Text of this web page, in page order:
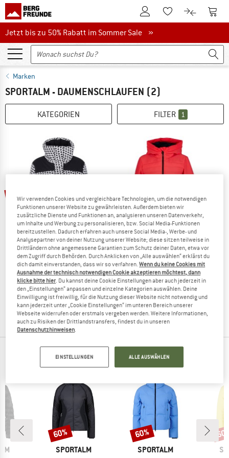
Zum KundenkontoZum Merkzettel.
Zum Zum
Jetzt bis zu 50% Rabatt im Sommer Sale
Jetzt bis zu 50% Rabatt im Sommer Sale »
Marken
SPORTALM - DAUMENSCHLAUFEN (2)
KATEGORIEN FILTER 1
60%
SPORTALM
Women's Bisch Neon
Skijacke
598,95 €239,58 €
(0)
60%
SPORTALM
Women's Frankfurt Style
Skijacke
798,95 €319,58 €
(0)
TOP PRODUKTE DEINER LIEBLINGSMARKEN
MARKE
SPORTALM
Rabatt
60%
MARKE
SPORTALM
Rabatt
60%
Wir verwenden Cookies und vergleichbare Technologien, um die notwendigen
Funktionen unserer Website zu gewährleisten. Außerdem bieten wir
zusätzliche Dienste und Funktionen an, analysieren unseren Datenverkehr,
um Inhalte und Werbung zu personalisieren, bzw. Social Media-Funktionen
bereitzustellen. Dadurch erfahren auch unsere Social Media-, Werbe- und
Analysepartner von deiner Nutzung unserer Website; diese sitzen teilweise in
Drittländern ohne angemessene Garantien zum Schutz deiner Daten, etwa vor
dem Zugriff durch Behörden. Durch Anklicken von „Alle auswählen“ erklärst du
dich damit einverstanden, dass wir so verfahren.Wenn du keine Cookies mit
Ausnahme der technisch notwendigen Cookie akzeptieren möchtest, dann
klicke bitte hier. Du kannst deine Cookie Einstellungen aber auch jederzeit in
den „Einstellungen“ anpassen und einzelne Kategorien auswählen. Deine
Einwilligung ist freiwillig, für die Nutzung dieser Website nicht notwendig und
kann jederzeit unter „Cookie Einstellungen“ im unteren Bereich unserer
Webseite widerrufen oder erstmals vergeben werden. Weitere Informationen,
auch zu Risiken der Drittlandstransfers, findest du in unseren
Datenschutzhinweisen.
EINSTELLUNGEN ALLE AUSWÄHLEN